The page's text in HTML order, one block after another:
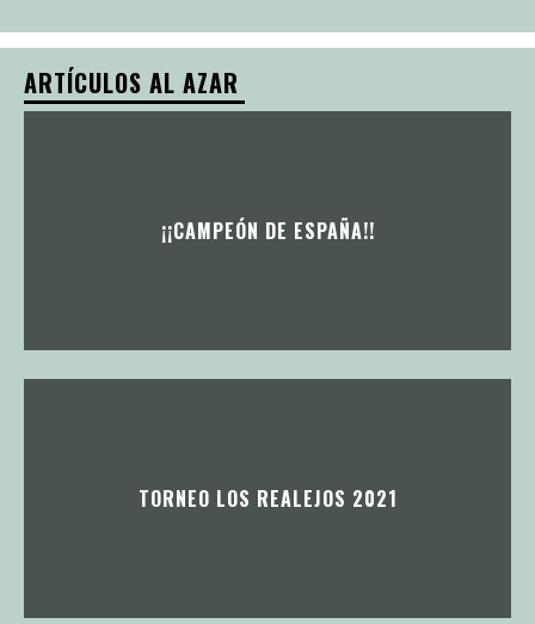
ARTÍCULOS AL AZAR
¡¡CAMPEÓN DE ESPAÑA!!
TORNEO LOS REALEJOS 2021